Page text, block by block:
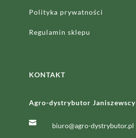
Polityka prywatności
Regulamin sklepu
KONTAKT
Agro-dystrybutor Janiszewscy
 biuro@agro-dystrybutor.pl